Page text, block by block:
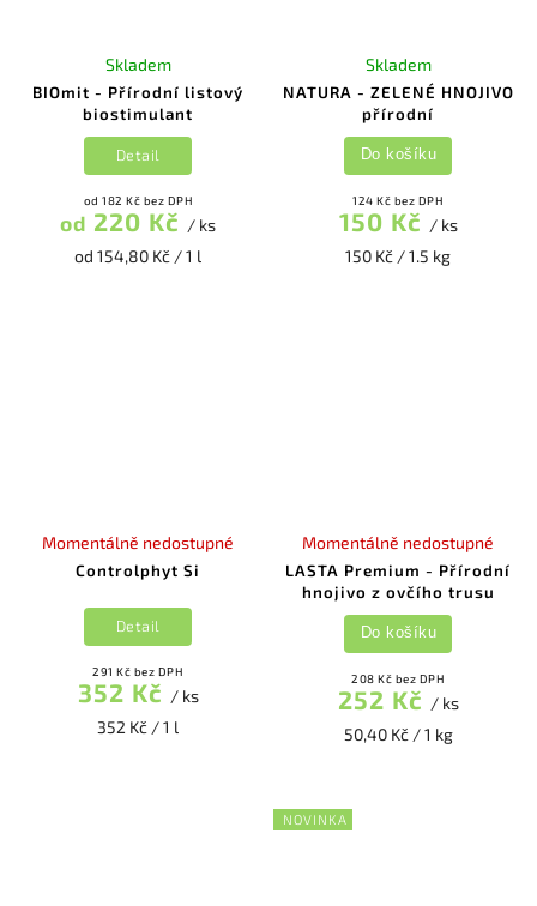
BIOmit - Přírodní listový
biostimulant
Skladem
od 182 Kč bez DPH
od 220 Kč / ks
od 154,80 Kč / 1 l
Detail
NATURA - ZELENÉ HNOJIVO
přírodní
Skladem
124 Kč bez DPH
150 Kč / ks
150 Kč / 1.5 kg
Do košíku
Controlphyt Si
Momentálně nedostupné
291 Kč bez DPH
352 Kč / ks
352 Kč / 1 l
Detail
LASTA Premium - Přírodní
hnojivo z ovčího trusu
Momentálně nedostupné
208 Kč bez DPH
252 Kč / ks
50,40 Kč / 1 kg
Do košíku
NOVINKA